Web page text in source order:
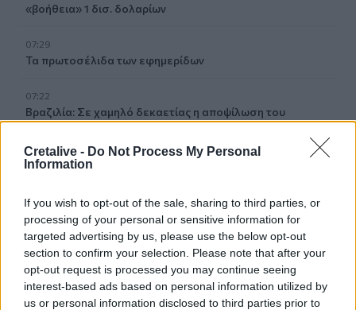
Cretalive - Do Not Process My Personal
Information
If you wish to opt-out of the sale, sharing to third parties, or
processing of your personal or sensitive information for
targeted advertising by us, please use the below opt-out
section to confirm your selection. Please note that after your
opt-out request is processed you may continue seeing
interest-based ads based on personal information utilized by
us or personal information disclosed to third parties prior to
«βοήθεια» 1 δισ. δολαρίων
07:29
Τα πρωτοσέλιδα των εφημερίδων
07:22
Βραζιλία: Σε χαμηλό δεκαετίας η αποψίλωση του
07:15
07:07
Τέσσερις ασκήσεις σε όρθια στάση που μετά τα 60
ενδυναμώνουν τους γλουτούς καλύτερα από τα squats -
Βίντεο